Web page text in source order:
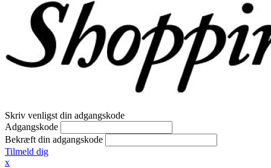
Skriv venligst din adgangskode
Adgangskode
Bekræft din adgangskode
Tilmeld dig
x